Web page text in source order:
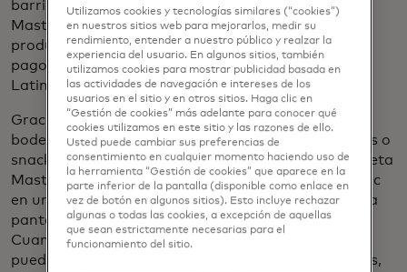
barrio todavía solo aceptan efectivo. Por eso
Mastercard está trabajando con distribuidores de
productos de consumo como CBC para llevar los
pagos digitales a los microcomercios de toda
Latinoamérica.
Gracias a esta alianza estratégica, los dueños de
bodegas pueden pagar cómodamente sus refrescos o
snacks sin efectivo, empleando en su lugar una tarjeta
Mastercard de marca compartida con solo hacer clic
en un enlace de pago en una aplicación o tocando la
pantalla para pagar en el momento de la entrega.
Cuando pagan con tarjeta, acumulan puntos que
pueden canjear por artículos del inventario. Además,
Utilizamos cookies y tecnologías similares (“cookies”)
en nuestros sitios web para mejorarlos, medir su
rendimiento, entender a nuestro público y realzar la
experiencia del usuario. En algunos sitios, también
utilizamos cookies para mostrar publicidad basada en
las actividades de navegación e intereses de los
usuarios en el sitio y en otros sitios. Haga clic en
“Gestión de cookies” más adelante para conocer qué
cookies utilizamos en este sitio y las razones de ello.
Usted puede cambiar sus preferencias de
consentimiento en cualquier momento haciendo uso de
la herramienta “Gestión de cookies” que aparece en la
parte inferior de la pantalla (disponible como enlace en
vez de botón en algunos sitios). Esto incluye rechazar
algunas o todas las cookies, a excepción de aquellas
que sean estrictamente necesarias para el
funcionamiento del sitio.